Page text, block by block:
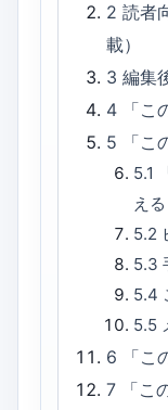
2読者
載）
3編集
4
「
5
「
5.1
える
5.2
5.3
5.4
5.5
6
「
7
「